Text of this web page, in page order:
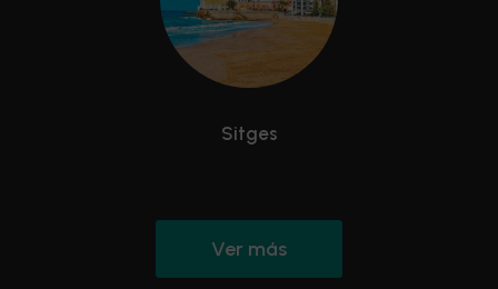
Sitges
Ver más